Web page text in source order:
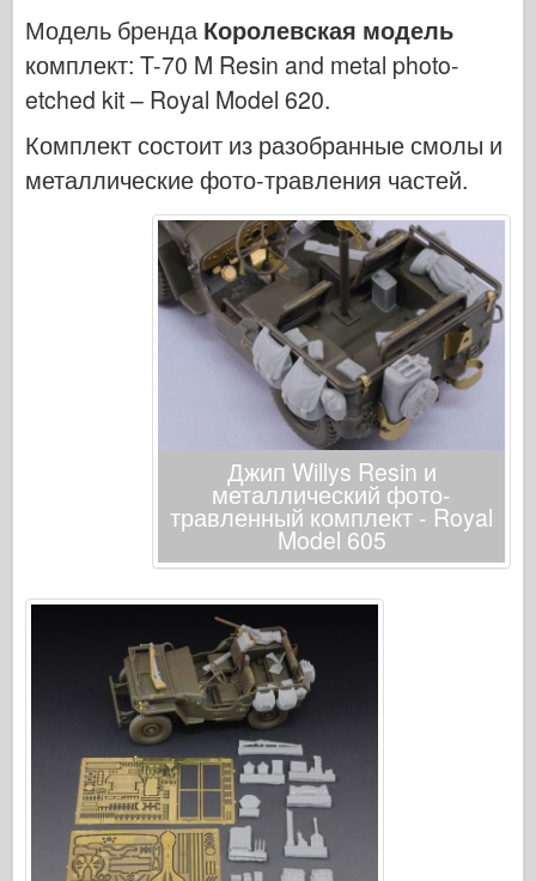
Макеты
Академии
Модели тузов
Модель АЗ
Черная собака
E.T. Модель
Хасэгава
Хеллер
ХоббиБос
Модели IBG
Jc.
Италери
Модель бренда Королевская модель
комплект: T-70 M Resin and metal photo-
etched kit – Royal Model 620.
Комплект состоит из разобранные смолы и
металлические фото-травления частей.
Джип Willys Resin и
металлический фото-
травленный комплект - Royal
Model 605